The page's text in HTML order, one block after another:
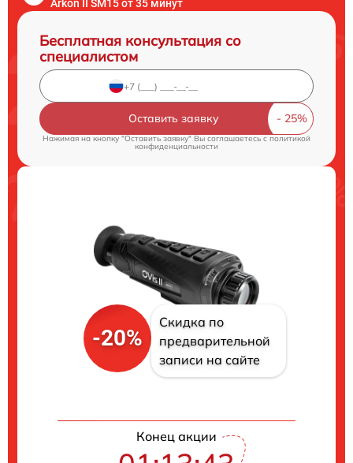
Arkon II SM15 от 35 минут
Бесплатная консультация со
специалистом
Оставить заявку
Нажимая на кнопку "Оставить заявку" Вы соглашаетесь c политикой
конфиденциальности
-20%
Скидка по
предварительной
записи на сайте
Конец акции